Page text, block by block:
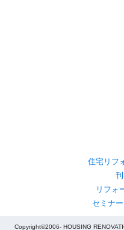
住宅リフ
リフォ
セミナ
Copyright©2006- HOUSING